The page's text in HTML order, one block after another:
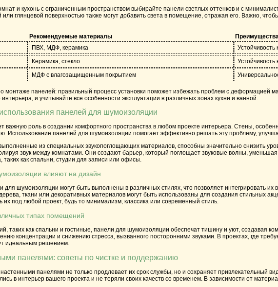
и кухонь с ограниченным пространством выбирайте панели светлых оттенков и с
или глянцевой поверхностью также могут добавить света в помещение, отражая его. Важно,
Рекомендуемые материалы
ПВХ, МДФ, керамика
Устойчивость
Керамика, стекло
Устойчивость
МДФ с влагозащищенным покрытием
монтаже панелей: правильный процесс установки поможет избежать проблем с деформацией
и учитывайте все особенности эксплуатации в различных зонах кухни и ванной.
панелей для шумоизоляции
важную роль в создании комфортного пространства в любом проекте интерьера. Стены,
Использование панелей для шумоизоляции помогает эффективно решать эту проблему,
из специальных звукопоглощающих материалов, способны значительно снизить
звук между комнатами. Они создают барьер, который поглощает звуковые волны,
как спальни, студии для записи или офисы.
влияют на дизайн
шумоизоляции могут быть выполнены в различных стилях, что позволяет интегрировать их
ткани или декоративных материалов могут быть использованы для создания стильных
их под любой проект, будь то минимализм, классика или современный стиль.
типах помещений
таких как спальни и гостиные, панели для шумоизоляции обеспечат тишину и уют, создавая
концентрации и снижению стресса, вызванного посторонними звуками. В проектах, где
идеальным решением.
панелями: советы по чистке и поддержанию
панелями не только продлевает их срок службы, но и сохраняет привлекательный
в интерьер вашего проекта и не теряли своих качеств со временем. В зависимости от